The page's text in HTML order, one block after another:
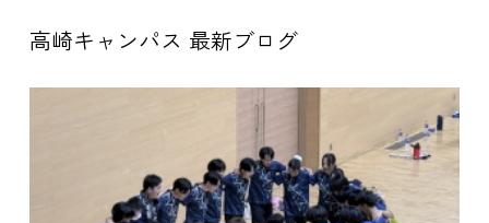
高崎キャンパス 最新ブログ